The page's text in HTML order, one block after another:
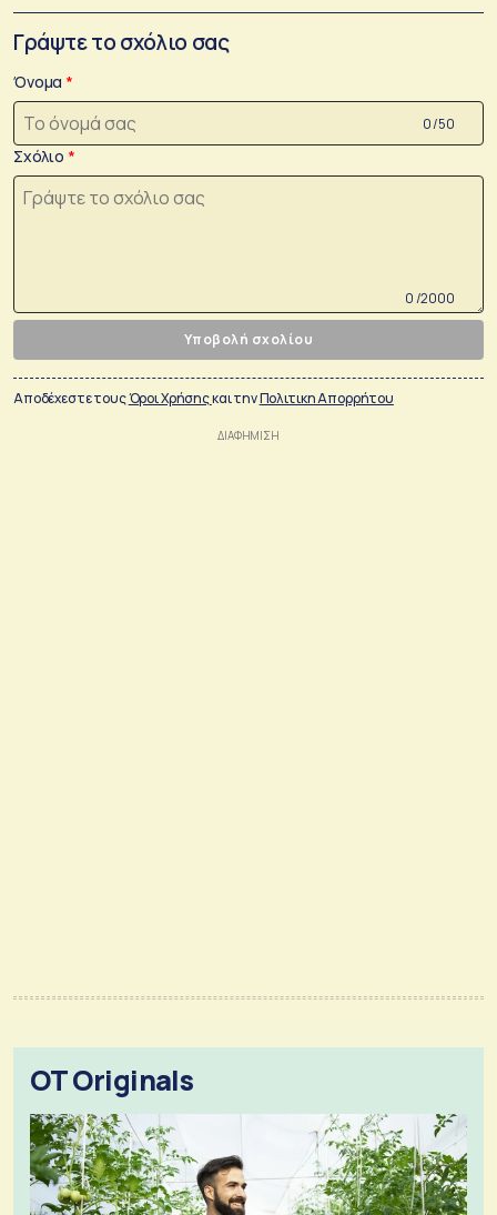
Γράψτε το σχόλιο σας
Όνομα
0 /50
Σχόλιο
0 /2000
Υποβολή σχολίου
Αποδέχεστε τουςΌροι Χρήσηςκαι τηνΠολιτικη Απορρήτου
OT Originals